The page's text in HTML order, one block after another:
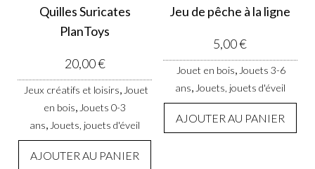
Quilles Suricates
PlanToys
20,00€
Jeux créatifs et loisirs, Jouet
en bois, Jouets 0-3
ans, Jouets, jouets d'éveil
AJOUTER AU PANIER
Jeu de pêche à la ligne
5,00€
Jouet en bois, Jouets 3-6
ans, Jouets, jouets d'éveil
AJOUTER AU PANIER